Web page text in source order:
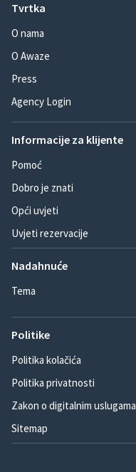
Tvrtka
O nama
O Awaze
Press
Agency Login
Informacije za klijente
Pomoć
Dobro je znati
Opći uvjeti
Uvjeti rezervacije
Nadahnuće
Tema
Politike
Politika kolačića
Politika privatnosti
Zakon o digitalnim uslugama
Sitemap